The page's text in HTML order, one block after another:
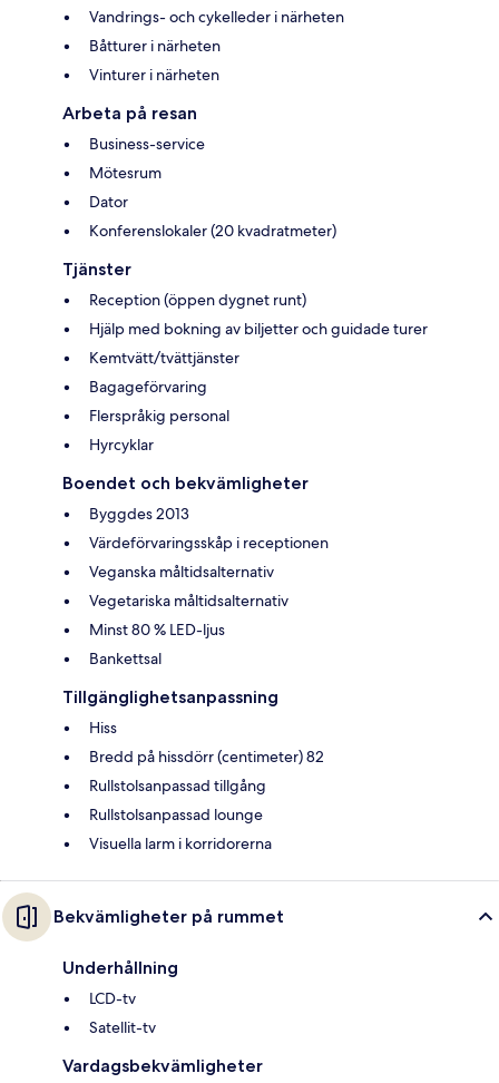
Vandrings- och cykelleder i närheten
Båtturer i närheten
Vinturer i närheten
Arbeta på resan
Business-service
Mötesrum
Dator
Konferenslokaler (20 kvadratmeter)
Tjänster
Reception (öppen dygnet runt)
Hjälp med bokning av biljetter och guidade turer
Kemtvätt/tvättjänster
Bagageförvaring
Flerspråkig personal
Hyrcyklar
Boendet och bekvämligheter
Byggdes 2013
Värdeförvaringsskåp i receptionen
Veganska måltidsalternativ
Vegetariska måltidsalternativ
Minst 80 % LED-ljus
Bankettsal
Tillgänglighetsanpassning
Hiss
Bredd på hissdörr (centimeter) 82
Rullstolsanpassad tillgång
Rullstolsanpassad lounge
Visuella larm i korridorerna
Bekvämligheter på rummet
Underhållning
LCD-tv
Satellit-tv
Vardagsbekvämligheter